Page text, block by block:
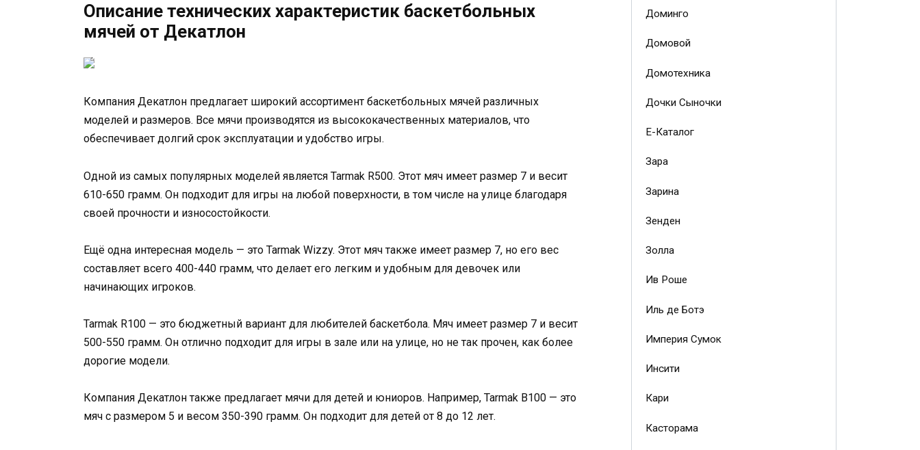
Описание технических характеристик баскетбольных
мячей от Декатлон
Компания Декатлон предлагает широкий ассортимент баскетбольных мячей различных
моделей и размеров. Все мячи производятся из высококачественных материалов, что
обеспечивает долгий срок эксплуатации и удобство игры.
Одной из самых популярных моделей является Tarmak R500. Этот мяч имеет размер 7 и весит
610-650 грамм. Он подходит для игры на любой поверхности, в том числе на улице благодаря
своей прочности и износостойкости.
Ещё одна интересная модель — это Tarmak Wizzy. Этот мяч также имеет размер 7, но его вес
составляет всего 400-440 грамм, что делает его легким и удобным для девочек или
начинающих игроков.
Tarmak R100 — это бюджетный вариант для любителей баскетбола. Мяч имеет размер 7 и весит
500-550 грамм. Он отлично подходит для игры в зале или на улице, но не так прочен, как более
дорогие модели.
Компания Декатлон также предлагает мячи для детей и юниоров. Например, Tarmak B100 — это
мяч с размером 5 и весом 350-390 грамм. Он подходит для детей от 8 до 12 лет.
Доминго
Домовой
Домотехника
Дочки Сыночки
Е-Каталог
Зара
Зарина
Зенден
Золла
Ив Роше
Иль де Ботэ
Империя Сумок
Инсити
Кари
Касторама